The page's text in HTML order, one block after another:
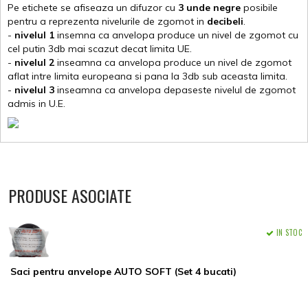
Pe etichete se afiseaza un difuzor cu 3 unde negre posibile
pentru a reprezenta nivelurile de zgomot in decibeli
- nivelul 1 insemna ca anvelopa produce un nivel de zgomot cu
cel putin 3db mai scazut decat limita UE.
- nivelul 2 inseamna ca anvelopa produce un nivel de zgomot
aflat intre limita europeana si pana la 3db sub aceasta limita.
- nivelul 3 inseamna ca anvelopa depaseste nivelul de zgomot
admis in U.E.
PRODUSE ASOCIATE
Saci pentru anvelope AUTO SOFT (Set 4 bucati)
IN STOC